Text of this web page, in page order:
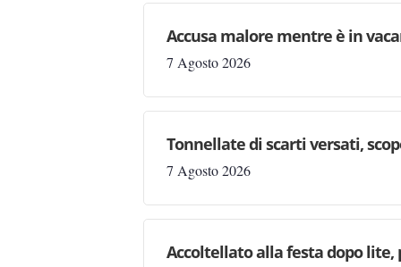
Accusa malore mentre è in
7 Agosto 2026
Tonnellate di scarti versati,
7 Agosto 2026
Accoltellato alla festa dopo lite,